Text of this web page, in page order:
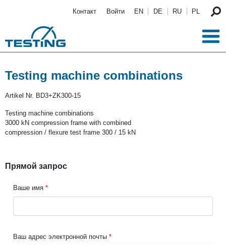
Контакт Войти EN DE RU PL
Testing machine combinations
Artikel Nr. BD3+ZK300-15
Testing machine combinations
3000 kN compression frame with combined
compression / flexure test frame 300 / 15 kN
Прямой запрос
Ваше имя
Ваш адрес электронной почты